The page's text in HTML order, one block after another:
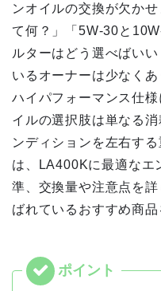
ンオイルの交換が欠か
て何？」「5W-30と
ルターはどう選べばい
いるオーナーは少なく
ハイパフォーマンス仕
イルの選択肢は単なる
ンディションを左右す
は、LA400Kに最適なエ
準、交換量や注意点を
ばれているおすすめ商